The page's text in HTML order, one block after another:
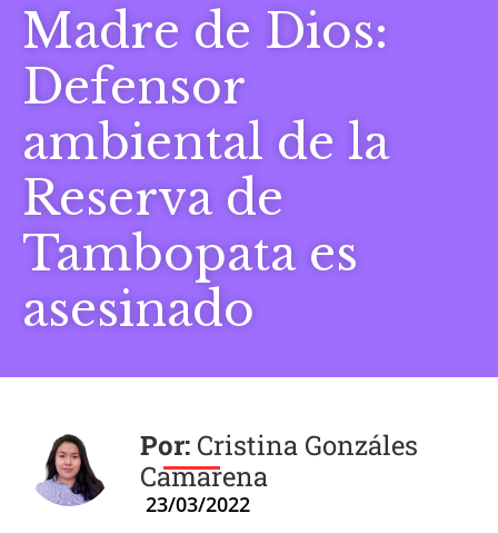
Madre de Dios:
Defensor
ambiental de la
Reserva de
Tambopata es
asesinado
Cristina Gonzáles
Camarena
23/03/2022